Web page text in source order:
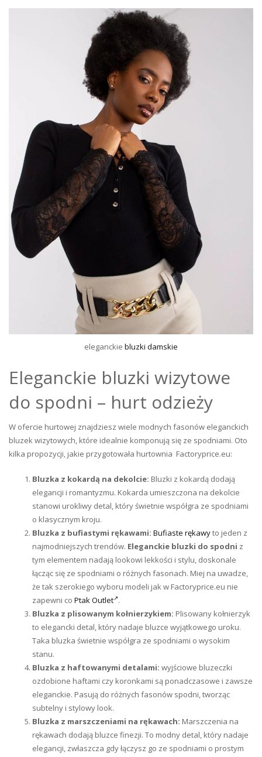
eleganckie bluzki damskie
Eleganckie bluzki wizytowe
do spodni – hurt odzieży
W ofercie hurtowej znajdziesz wiele modnych fasonów eleganckich
bluzek wizytowych, które idealnie komponują się ze spodniami. Oto
kilka propozycji, jakie przygotowała hurtownia Factoryprice.eu:
Bluzka z kokardą na dekolcie: Bluzki z kokardą dodają
elegancji i romantyzmu. Kokarda umieszczona na dekolcie
stanowi urokliwy detal, który świetnie współgra ze spodniami
o klasycznym kroju.
Bluzka z bufiastymi rękawami: Bufiaste rękawyto jeden z
najmodniejszych trendów. Eleganckie bluzki do spodni z
tym elementem nadają lookowi lekkości i stylu, doskonale
łącząc się ze spodniami o różnych fasonach. Miej na uwadze,
że tak szerokiego wyboru modeli jak w Factoryprice.eu nie
zapewni co Ptak Outlet .
Bluzka z plisowanym kołnierzykiem: Plisowany kołnierzyk
to elegancki detal, który nadaje bluzce wyjątkowego uroku.
Taka bluzka świetnie współgra ze spodniami o wysokim
stanu.
Bluzka z haftowanymi detalami: wyjściowe bluzeczki
ozdobione haftami czy koronkami są ponadczasowe i zawsze
eleganckie. Pasują do różnych fasonów spodni, tworząc
subtelny i stylowy look.
Bluzka z marszczeniami na rękawach: Marszczenia na
rękawach dodają bluzce finezji. To modny detal, który nadaje
elegancji, zwłaszcza gdy łączysz go ze spodniami o prostym